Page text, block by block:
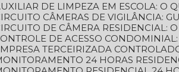
AUXILIAR DE LIMPEZA EM ESCOLA: O
CIRCUITO CÂMERAS DE VIGILÂNCIA:
CIRCUITO DE CÂMERA RESIDENCIAL:
CONTROLE DE ACESSO
EMPRESA TERCEIRIZADA
MONITORAMENTO 24 HORAS